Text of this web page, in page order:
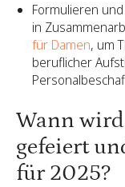
Formulieren
in
für Damen, um
beruflicher
Wann
gefeiert
für 2025?